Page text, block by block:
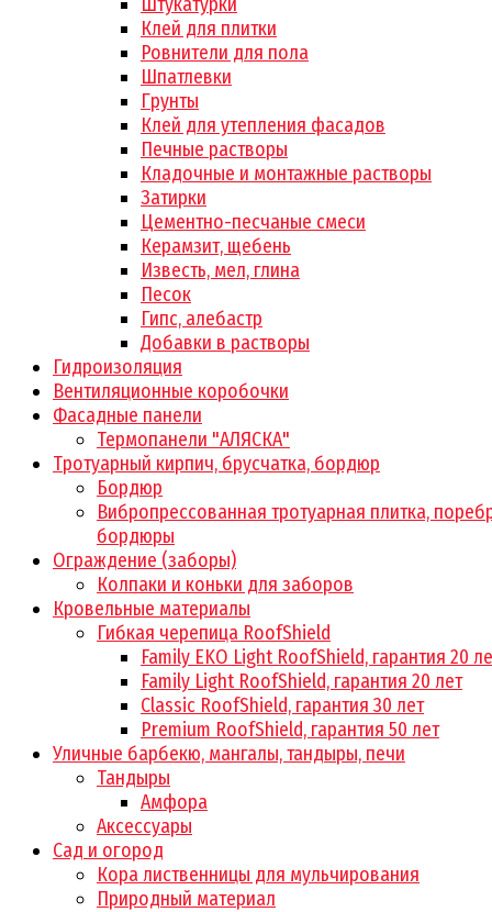
Клей для плитки
Ровнители для пола
Шпатлевки
Грунты
Клей для утепления фасадов
Печные растворы
Кладочные и монтажные растворы
Затирки
Цементно-песчаные смеси
Керамзит, щебень
Известь, мел, глина
Песок
Гипс, алебастр
Добавки в растворы
Гидроизоляция
Вентиляционные коробочки
Фасадные панели
Термопанели "АЛЯСКА"
Тротуарный кирпич, брусчатка, бордюр
Бордюр
Вибропрессованная тротуарная плитка,
бордюры
Ограждение (заборы)
Колпаки и коньки для заборов
Кровельные материалы
Гибкая черепица RoofShield
Family EKO Light RoofShield, гарантия 20
Family Light RoofShield, гарантия 20 лет
Classic RoofShield, гарантия 30 лет
Premium RoofShield, гарантия 50 лет
Уличные барбекю, мангалы, тандыры, печи
Тандыры
Амфора
Аксессуары
Сад и огород
Кора лиственницы для мульчирования
Природный материал